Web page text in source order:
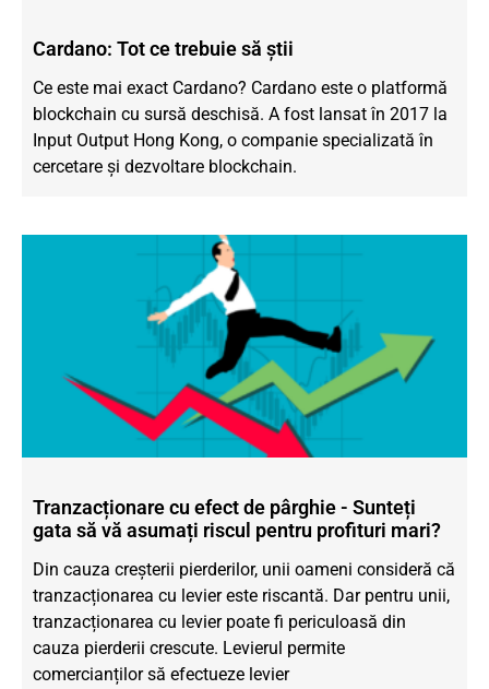
Cardano: Tot ce trebuie să știi
Ce este mai exact Cardano? Cardano este o platformă
blockchain cu sursă deschisă. A fost lansat în 2017 la
Input Output Hong Kong, o companie specializată în
cercetare și dezvoltare blockchain.
Tranzacționare cu efect de pârghie - Sunteți
gata să vă asumați riscul pentru profituri mari?
Din cauza creșterii pierderilor, unii oameni consideră că
tranzacționarea cu levier este riscantă. Dar pentru unii,
tranzacționarea cu levier poate fi periculoasă din
cauza pierderii crescute. Levierul permite
comercianților să efectueze levier